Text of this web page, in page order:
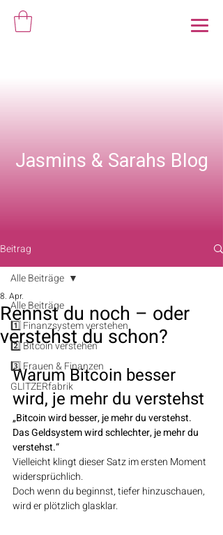
Jasmins & Sarahs Blog
Beitrag
Alle Beiträge
1️⃣ Finanzsystem verstehen
2️⃣ Bitcoin verstehen
3️⃣ Frauen & Finanzen
GLITZERfabrik
Alle Beiträge
Rennst du noch – oder
verstehst du schon?
8. Apr.
Warum Bitcoin besser
wird, je mehr du verstehst
„Bitcoin wird besser, je mehr du verstehst.
Das Geldsystem wird schlechter, je mehr du
verstehst.“
Vielleicht klingt dieser Satz im ersten Moment
widersprüchlich.
Doch wenn du beginnst, tiefer hinzuschauen,
wird er plötzlich glasklar.